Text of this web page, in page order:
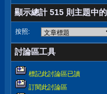
顯示總計 515 則主題中
按照:
討論區工具
標記此討論區已讀
訂閱此討論區